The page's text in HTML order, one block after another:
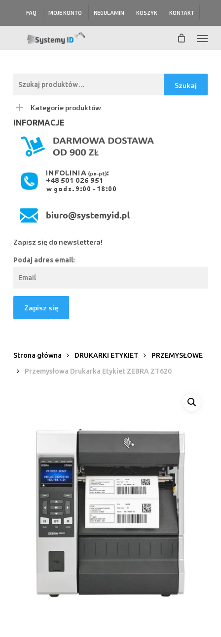
FAQ MOJE KONTO REGULAMIN KOSZYK KONTAKT
Menu
Szukaj
Kategorie produktów
INFORMACJE
Zapisz się do newslettera!
Podaj adres email:
Strona główna DRUKARKI ETYKIET
PRZEMYSŁOWE
Przemysłowa Drukarka Etykiet ZEBRA ZT620